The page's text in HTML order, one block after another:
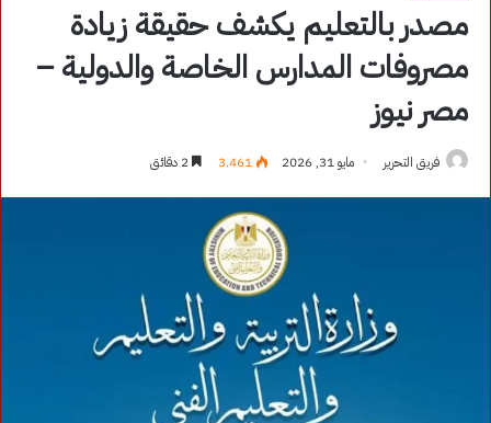
مصدر بالتعليم يكشف حقيقة زيادة
مصروفات المدارس الخاصة والدولية –
مصر نيوز
فريق التحرير مايو 31, 2026 3٬461